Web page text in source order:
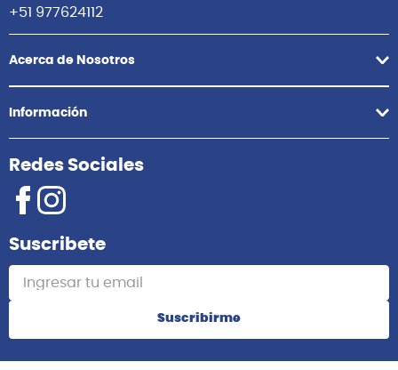
+51 977624112
Acerca de Nosotros
Información
Redes Sociales
Suscribete
Suscribirme